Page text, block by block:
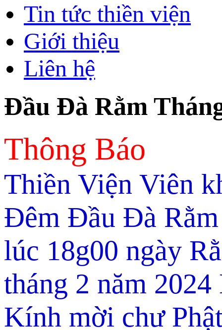
Tin tức thiền viện
Giới thiệu
Liên hệ
Đầu Đà Rằm
Thông Báo
Thiền Viện Viên
Đêm Đầu Đà Rằm
lúc 18g00 ngày
tháng 2 năm
Kính mời chư